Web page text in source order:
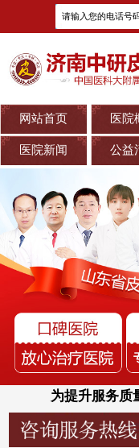
网站首页 医院
医院新闻 公益
为提升服务质